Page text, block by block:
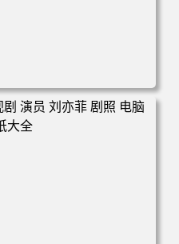
物 毒液 漫画 唾液 漫威 恐
共生体 肌肉 黑暗 生物 电